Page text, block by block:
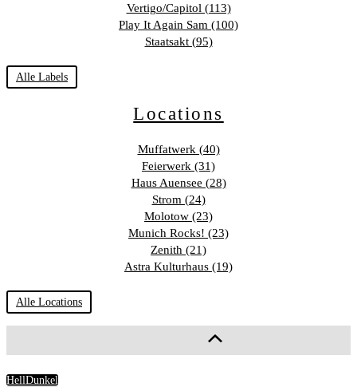
Vertigo/Capitol (113)
Play It Again Sam (100)
Staatsakt (95)
Alle Labels
Locations
Muffatwerk (40)
Feierwerk (31)
Haus Auensee (28)
Strom (24)
Molotow (23)
Munich Rocks! (23)
Zenith (21)
Astra Kulturhaus (19)
Alle Locations
HellDunkel